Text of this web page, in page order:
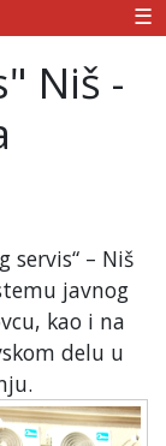
☰
Niš -
servis“ – Niš
javnog
kao i na
delu u